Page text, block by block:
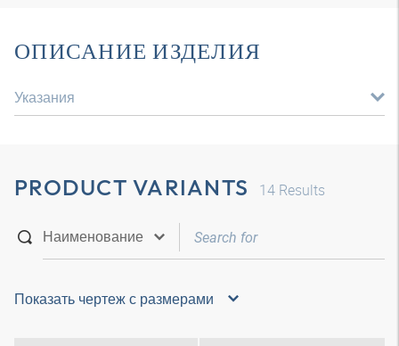
ОПИСАНИЕ ИЗДЕЛИЯ
Указания
PRODUCT VARIANTS 14 Results
Показать чертеж с размерами